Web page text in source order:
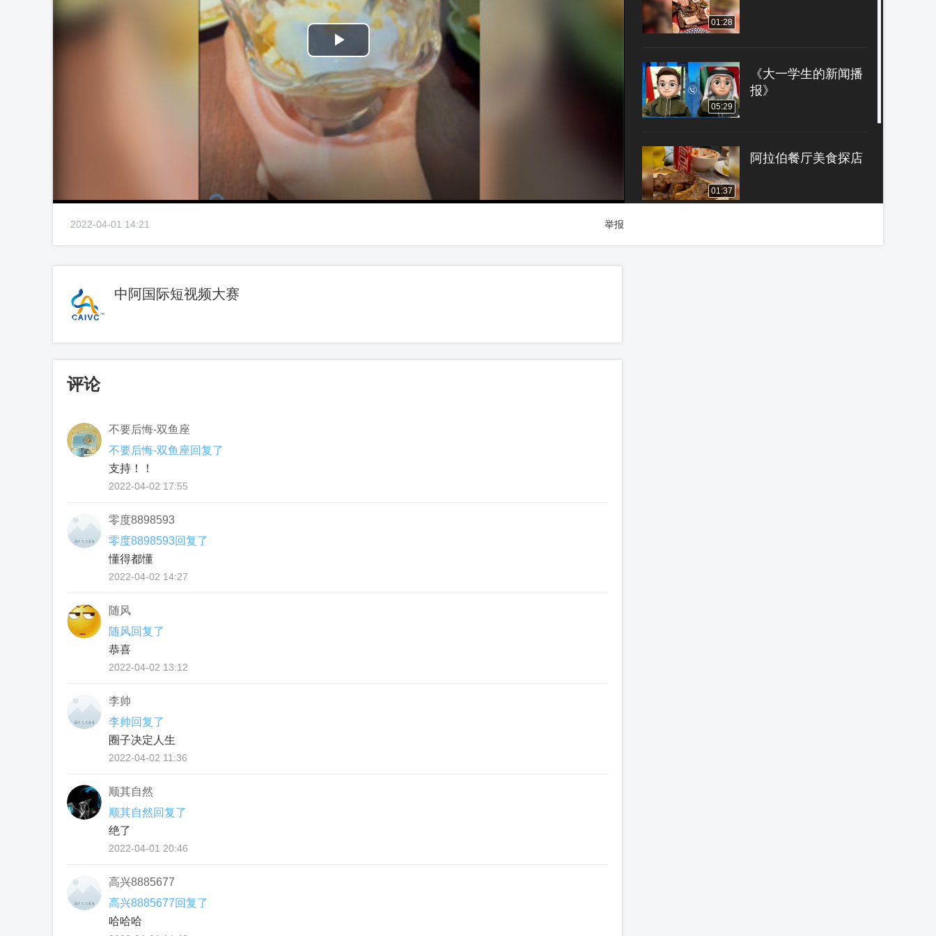
Play
Video
01:28
05:29
《大一学生的新闻播
报》
01:37
阿拉伯餐厅美食探店
阿拉伯披萨
2022-04-01 14:21 举报
中阿国际短视频大赛
评论
不要后悔-双鱼座
不要后悔-双鱼座回复了
支持！！
2022-04-02 17:55
零度8898593
零度8898593回复了
懂得都懂
2022-04-02 14:27
随风
随风回复了
恭喜
2022-04-02 13:12
李帅
李帅回复了
圈子决定人生
2022-04-02 11:36
顺其自然
顺其自然回复了
绝了
2022-04-01 20:46
高兴8885677
高兴8885677回复了
哈哈哈